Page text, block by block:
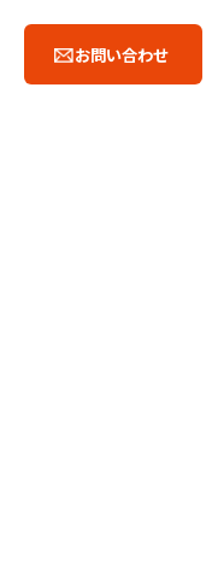
お問い合わせ